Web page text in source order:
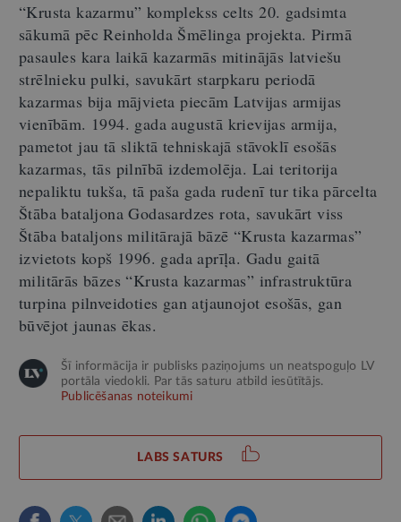
“Krusta kazarmu” komplekss celts 20. gadsimta
sākumā pēc Reinholda Šmēlinga projekta. Pirmā
pasaules kara laikā kazarmās mitinājās latviešu
strēlnieku pulki, savukārt starpkaru periodā
kazarmas bija mājvieta piecām Latvijas armijas
vienībām. 1994. gada augustā krievijas armija,
pametot jau tā sliktā tehniskajā stāvoklī esošās
kazarmas, tās pilnībā izdemolēja. Lai teritorija
nepaliktu tukša, tā paša gada rudenī tur tika pārcelta
Štāba bataljona Godasardzes rota, savukārt viss
Štāba bataljons militārajā bāzē “Krusta kazarmas”
izvietots kopš 1996. gada aprīļa. Gadu gaitā
militārās bāzes “Krusta kazarmas” infrastruktūra
turpina pilnveidoties gan atjaunojot esošās, gan
būvējot jaunas ēkas.
Šī informācija ir publisks paziņojums un neatspoguļo LV
portāla viedokli. Par tās saturu atbild iesūtītājs.
Publicēšanas noteikumi
LABS SATURS